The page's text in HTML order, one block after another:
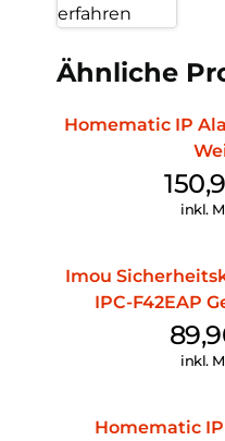
erfahren
Ähnliche
Homematic IP
inkl.
Imou
IPC-F42EAP
inkl.
Homematic